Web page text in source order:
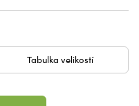
Tabulka velikostí